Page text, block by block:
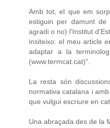
Amb tot, el que em
estiguin per damunt de
agradi o no) l'Institut
insiteixo: el meu article
adaptar a la
(www.termcat.cat)".
La resta són
normativa catalana i
que vulgui escriure en
Una abraçada des de la